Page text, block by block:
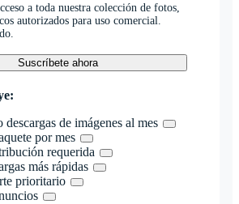
a toda nuestra colección de fotos,
autorizados para uso comercial.
Suscríbete ahora
descargas de imágenes al mes
por mes
requerida
más rápidas
prioritario